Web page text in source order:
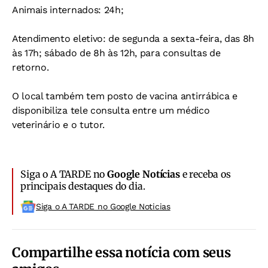
Animais internados: 24h;
Atendimento eletivo: de segunda a sexta-feira, das 8h
às 17h; sábado de 8h às 12h, para consultas de
retorno.
O local também tem posto de vacina antirrábica e
disponibiliza tele consulta entre um médico
veterinário e o tutor.
Siga o A TARDE noGoogle Notíciase receba os
principais destaques do dia.
Siga o A TARDE no Google Noticias
Compartilhe essa notícia com seus